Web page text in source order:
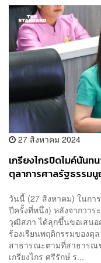
27 สิงหาคม 2024
เกรียงไกรปิดไมค์นัน
ตุลาการศาลรัฐธรรม
วันนี้ (27 สิงหาคม) ในก
ปีครั้งที่หนึ่ง) หลังจากวา
วุฒิสภา ได้ลุกขึ้นขอเสน
ร้องเรียนพฤติกรรมของ
สาธารณะตามที่สาธารณ
เกรียงไกร ศรีรักษ์ ร...